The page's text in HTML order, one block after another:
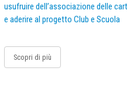
usufruire dell’associazione delle
e aderire al progetto Club e Scuola
Scopri di più